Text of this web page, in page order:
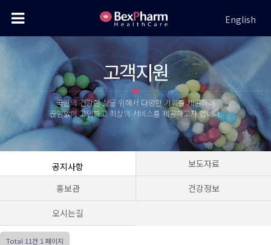
English
고객지원
국민의 건강한 삶을 위해서 다양한 기회를 제공하려
끊임없이 고민하고 최상의 서비스를 제공하고자 합니다.
공지사항 보도자료
홍보관 건강정보
오시는길
Total 11건 1 페이지